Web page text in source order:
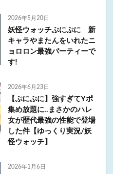
2026年5月20日
妖怪ウォッチぷにぷに 新
キャラやまたんをいれたニ
ョロロン最強パーティーで
す!
2026年6月23日
【ぷにぷに】強すぎてYポ
集め放題に..まさかのハレ
女が歴代最強の性能で登場
した件【ゆっくり実況/妖
怪ウォッチ】
2026年1月6日